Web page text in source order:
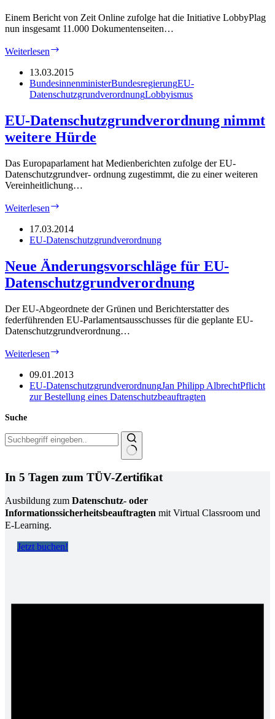
Einem Bericht von Zeit Online zufolge hat die Initiative LobbyPlag
nun insgesamt 11.000 Dokumentenseiten…
Weiterlesen
Bundesregierung
bremst
Großreform
europäischen
Datenschutzes
13.03.2015
BundesinnenministerBundesregierungEU-
DatenschutzgrundverordnungLobbyismus
EU-Datenschutzgrundverordnung nimmt
weitere Hürde
Das Europaparlament hat Medienberichten zufolge der EU-
Datenschutzgrundver- ordnung zugestimmt, die zu einer weiteren
Vereinheitlichung…
Weiterlesen
nimmt
weitere
17.03.2014
EU-Datenschutzgrundverordnung
Neue Änderungsvorschläge für EU-
Datenschutzgrundverordnung
Der EU-Abgeordnete der Grünen und Berichterstatter des
federführenden EU-Parlamentsausschusses für die geplante EU-
Datenschutzgrundverordnung…
Weiterlesen
für
EU-
Datenschutzgrundverordnung
09.01.2013
EU-DatenschutzgrundverordnungJan Philipp AlbrechtPflicht
zur Bestellung eines Datenschutzbeauftragten
Suche
Ergebnisse
In 5 Tagen zum TÜV-Zertifikat
Ausbildung zum Datenschutz- oder
Informationssicherheitsbeauftragten mit Virtual Classroom und
E-Learning.
Jetzt buchen!